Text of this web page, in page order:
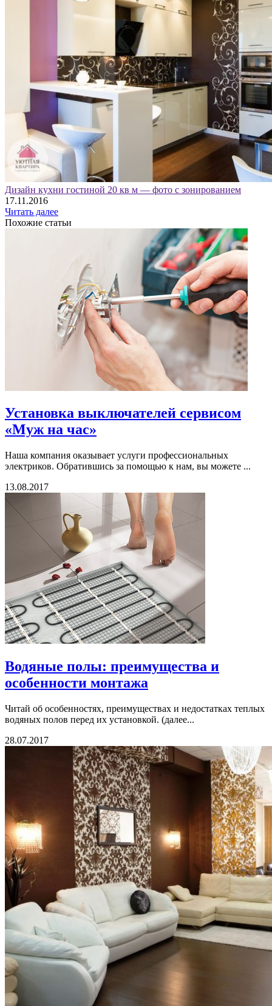
Дизайн кухни гостиной 20 кв м — фото с зонированием
17.11.2016
Читать далее
Похожие статьи
Установка выключателей сервисом
«Муж на час»
Наша компания оказывает услуги профессиональных
электриков. Обратившись за помощью к нам, вы можете ...
13.08.2017
Водяные полы: преимущества и
особенности монтажа
Читай об особенностях, преимуществах и недостатках теплых
водяных полов перед их установкой. (далее...
28.07.2017